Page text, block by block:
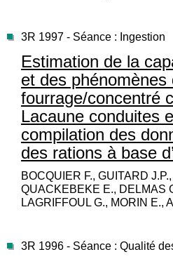
3R 1997 - Séance : Ingestion
Estimation de la
et des phénomènes
fourrage/concentré
Lacaune conduites
compilation des
des rations à base
BOCQUIER F., GUITARD
QUACKEBEKE E., DELMAS
LAGRIFFOUL G., MORIN E.,
3R 1996 - Séance : Qualité